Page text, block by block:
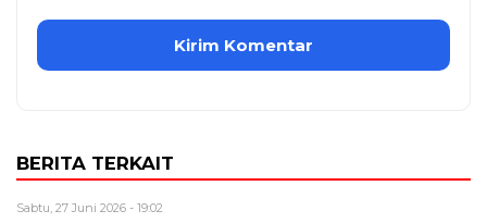
BERITA TERKAIT
Sabtu, 27 Juni 2026 - 19:02